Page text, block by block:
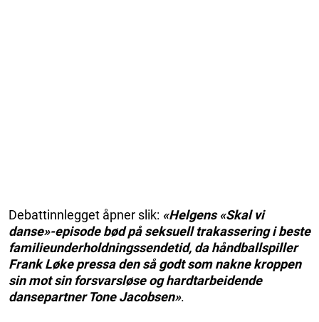
Debattinnlegget åpner slik: «Helgens «Skal vi
danse»-episode bød på seksuell trakassering i beste
familieunderholdningssendetid, da håndballspiller
Frank Løke pressa den så godt som nakne kroppen
sin mot sin forsvarsløse og hardtarbeidende
dansepartner Tone Jacobsen».